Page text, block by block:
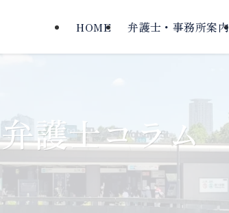
HOME 弁護士・事務所案内
弁護士コラム